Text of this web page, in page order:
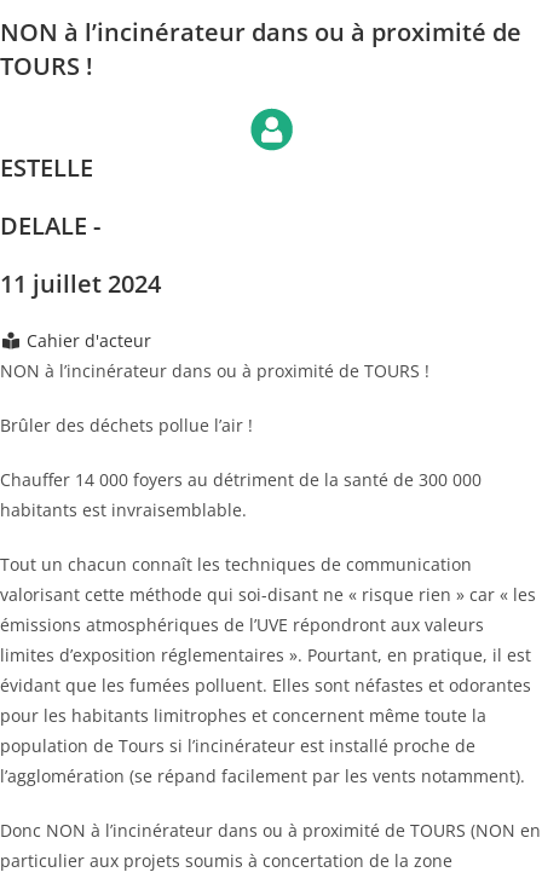
NON à l’incinérateur dans ou à proximité de
TOURS !
ESTELLE
DELALE -
11 juillet 2024
Cahier d'acteur
NON à l’incinérateur dans ou à proximité de TOURS !
Brûler des déchets pollue l’air !
Chauffer 14 000 foyers au détriment de la santé de 300 000
habitants est invraisemblable.
Tout un chacun connaît les techniques de communication
valorisant cette méthode qui soi-disant ne « risque rien » car « les
émissions atmosphériques de l’UVE répondront aux valeurs
limites d’exposition réglementaires ». Pourtant, en pratique, il est
évidant que les fumées polluent. Elles sont néfastes et odorantes
pour les habitants limitrophes et concernent même toute la
population de Tours si l’incinérateur est installé proche de
l’agglomération (se répand facilement par les vents notamment).
Donc NON à l’incinérateur dans ou à proximité de TOURS (NON en
particulier aux projets soumis à concertation de la zone